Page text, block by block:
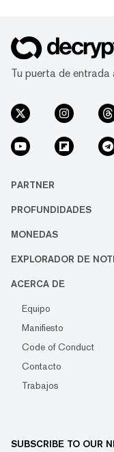
Tu puerta de entrada
PARTNER
PROFUNDIDADES
MONEDAS
EXPLORADOR DE
ACERCA DE
Equipo
Manifiesto
Code of Conduct
Contacto
Trabajos
SUBSCRIBE TO OUR